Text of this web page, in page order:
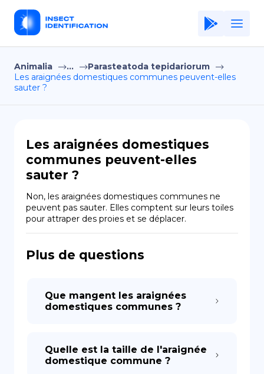
Home
Application
Privacy Policy
EN
ES
DE
Animalia ...
Parasteatoda tepidariorum
Les araignées domestiques communes peuvent-elles
sauter ?
Les araignées domestiques
communes peuvent-elles
sauter ?
Non, les araignées domestiques communes ne
peuvent pas sauter. Elles comptent sur leurs toiles
pour attraper des proies et se déplacer.
Plus de questions
Que mangent les araignées
domestiques communes ?
Quelle est la taille de l'araignée
domestique commune ?